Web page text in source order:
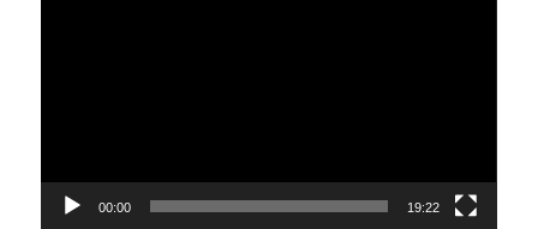
00:00 19:22